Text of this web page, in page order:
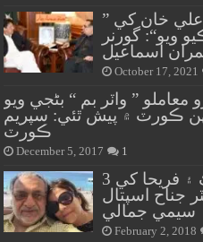
” فرزند ڪراچي لياقت علي خان کي
ويو“: گورنر
اسماعيل
October 17, 2021
” واٽر بم “ بڻجي ويو
ڪورٽ ۾ پيش ٿئي: سپريم
ڪورٽ
December 5, 2017 1
هزار خان بجاراڻي کي هڪ ۽ فريحا کي 3
جناح اسپتال
سيمي جمالي
February 2, 2018